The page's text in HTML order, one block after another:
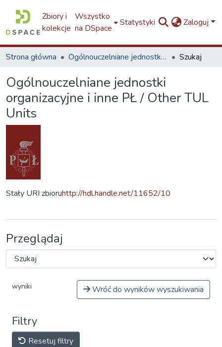
Zbiory i
kolekcje
Wszystko
na DSpace
Statystyki Zaloguj
Strona główna Ogólnouczelniane jednostki organizacyjne i inne PŁ / Other TUL Units Szukaj
Ogólnouczelniane jednostki
organizacyjne i inne PŁ / Other TUL
Units
Stały URI zbioruhttp://hdl.handle.net/11652/10
Przeglądaj
wyniki Wróć do wyników wyszukiwania
Filtry
Resetuj filtry